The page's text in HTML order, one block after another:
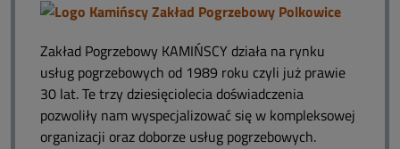
Zakład Pogrzebowy KAMIŃSCY działa na rynku
usług pogrzebowych od 1989 roku czyli już prawie
30 lat. Te trzy dziesięciolecia doświadczenia
pozwoliły nam wyspecjalizować się w kompleksowej
organizacji oraz doborze usług pogrzebowych.